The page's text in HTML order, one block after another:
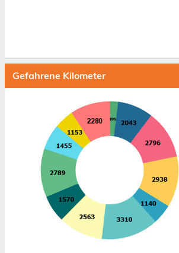
Gefahrene Kilometer